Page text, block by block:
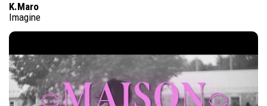
K.Maro
Imagine